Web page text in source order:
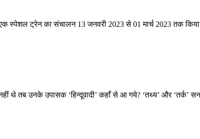
स्पेशल ट्रेन का संचालन 13 जनवरी 2023 से 01 मार्च 2023 तक
थे तब उनके उपासक ‘हिन्दूवादी’ कहाँ से आ गये? ‘तथ्य’ और ‘तर्क’